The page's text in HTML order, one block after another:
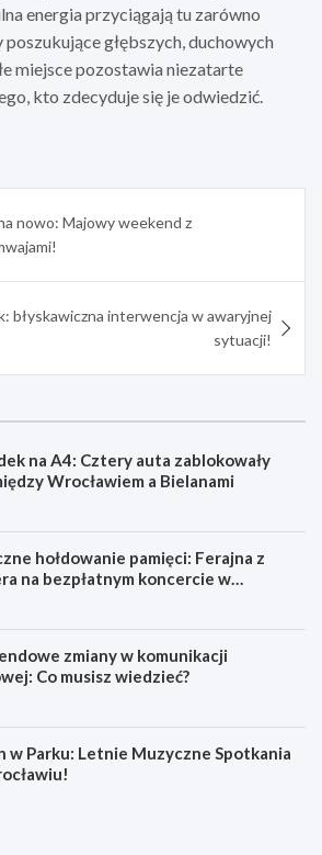
energia przyciągają tu zarówno
głębszych, duchowych
miejsce pozostawia niezatarte
kto zdecyduje się je odwiedzić.
nowo: Majowy weekend z
błyskawiczna interwencja w awaryjnej
sytuacji!
na A4: Cztery auta zablokowały
Wrocławiem a Bielanami
hołdowanie pamięci: Ferajna z
na bezpłatnym koncercie w
zmiany w komunikacji
Co musisz wiedzieć?
w Parku: Letnie Muzyczne Spotkania